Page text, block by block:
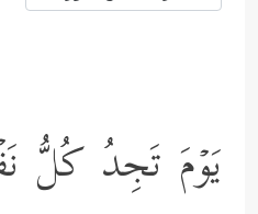
یَوۡمَ تَجِدُ كُلُّ